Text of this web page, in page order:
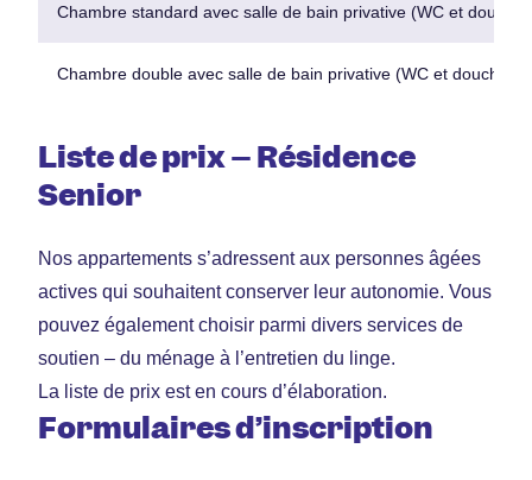
Chambre standard avec salle de bain privative (WC et douche)
Chambre double avec salle de bain privative (WC et douche)
Liste de prix – Résidence
Senior
Nos appartements s’adressent aux personnes âgées
actives qui souhaitent conserver leur autonomie. Vous
pouvez également choisir parmi divers services de
soutien – du ménage à l’entretien du linge.
La liste de prix est en cours d’élaboration.
Formulaires d’inscription